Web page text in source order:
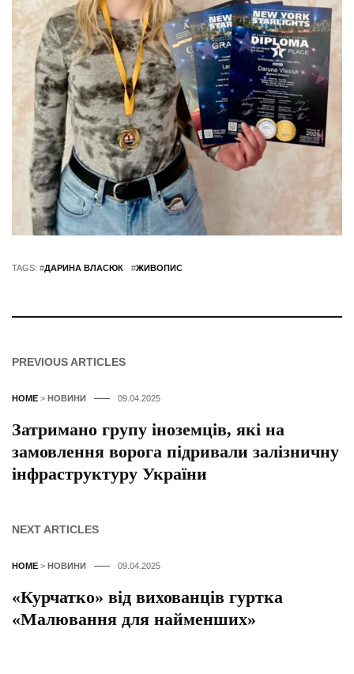
TAGS: #ДАРИНА ВЛАСЮК #ЖИВОПИС
PREVIOUS ARTICLES
HOME > НОВИНИ 09.04.2025
Затримано групу іноземців, які на
замовлення ворога підривали залізничну
інфраструктуру України
NEXT ARTICLES
HOME > НОВИНИ 09.04.2025
«Курчатко» від вихованців гуртка
«Малювання для найменших»